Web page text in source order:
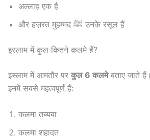
अल्लाह एक है
और हज़रत मुहम्मद ﷺ उनके रसूल हैं
इस्लाम में कुल कितने कलमे हैं?
इस्लाम में आमतौर पर कुल 6 कलमेबताए जाते हैं।
इनमें सबसे महत्वपूर्ण हैं:
कलमा तय्यबा
कलमा शहादत